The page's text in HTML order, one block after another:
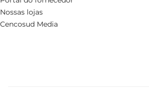
Descubra o prazerde saborear
Nossas lojas
Cencosud Media